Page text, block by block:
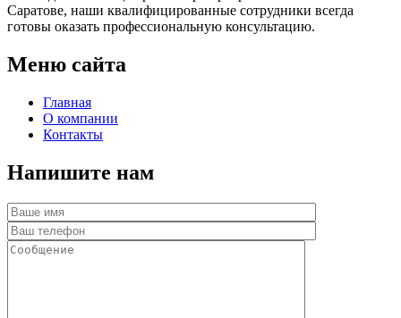
Саратове, наши квалифицированные сотрудники всегда
готовы оказать профессиональную консультацию.
Меню сайта
Главная
О компании
Контакты
Напишите нам